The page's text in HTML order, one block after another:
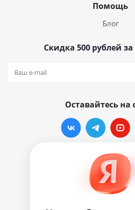
Помощь
Блог
Скидка 500 рублей
Оставайтесь на
Наши